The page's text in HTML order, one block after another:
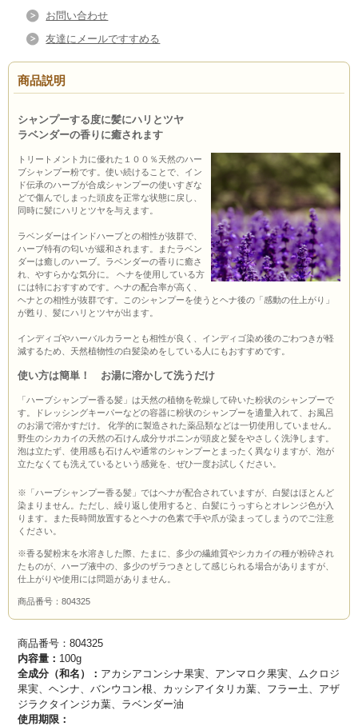
お問い合わせ
友達にメールですすめる
商品説明
シャンプーする度に髪にハリとツヤ
ラベンダーの香りに癒されます
トリートメント力に優れた１００％天然のハー
ブシャンプー粉です。使い続けることで、イン
ド伝承のハーブが合成シャンプーの使いすぎな
どで傷んでしまった頭皮を正常な状態に戻し、
同時に髪にハリとツヤを与えます。
ラベンダーはインドハーブとの相性が抜群で、
ハーブ特有の匂いが緩和されます。またラベン
ダーは癒しのハーブ。ラベンダーの香りに癒さ
れ、やすらかな気分に。 ヘナを使用している方
には特におすすめです。ヘナの配合率が高く、
ヘナとの相性が抜群です。このシャンプーを使うとヘナ後の「感動の仕上がり」
が甦り、髪にハリとツヤが出ます。
インディゴやハーバルカラーとも相性が良く、インディゴ染め後のごわつきが軽
減するため、天然植物性の白髪染めをしている人にもおすすめです。
使い方は簡単！ お湯に溶かして洗うだけ
「ハーブシャンプー香る髪」は天然の植物を乾燥して砕いた粉状のシャンプーで
す。ドレッシングキーパーなどの容器に粉状のシャンプーを適量入れて、お風呂
のお湯で溶かすだけ。 化学的に製造された薬品類などは一切使用していません。
野生のシカカイの天然の石けん成分サポニンが頭皮と髪をやさしく洗浄します。
泡は立たず、使用感も石けんや通常のシャンプーとまったく異なりますが、泡が
立たなくても洗えているという感覚を、ぜひ一度お試しください。
※「ハーブシャンプー香る髪」ではヘナが配合されていますが、白髪はほとんど
染まりません。ただし、繰り返し使用すると、白髪にうっすらとオレンジ色が入
ります。また長時間放置するとヘナの色素で手や爪が染まってしまうのでご注意
ください。
※香る髪粉末を水溶きした際、たまに、多少の繊維質やシカカイの種が粉砕され
たものが、ハーブ液中の、多少のザラつきとして感じられる場合がありますが、
仕上がりや使用には問題がありません。
商品番号：804325
商品番号：804325
内容量： 100g
全成分（和名）： アカシアコンシナ果実、アンマロク果実、ムクロジ
果実、ヘンナ、バンウコン根、カッシアイタリカ葉、フラー土、アザ
ジラクタインジカ葉、ラベンダー油
使用期限：